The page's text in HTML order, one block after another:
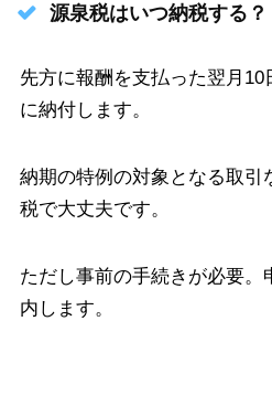
源泉税はいつ納税する？
先方に報酬を支払った翌月
に納付します。
納期の特例の対象となる取引
税で大丈夫です。
ただし事前の手続きが必要。
内します。